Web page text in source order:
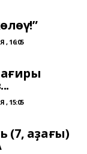
, 16:05
, 15:05
(7, аҙағы)